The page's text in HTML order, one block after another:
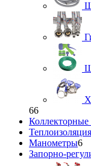
66
Теплоизоляция
Манометры6
Запорно-